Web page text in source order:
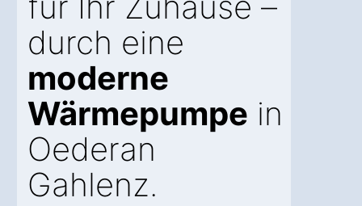
durch eine
moderne
Wärmepumpe in
Oederan
Gahlenz.